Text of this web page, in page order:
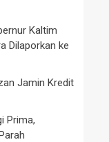
Kaltim
Dilaporkan ke
Jamin Kredit
Prima,